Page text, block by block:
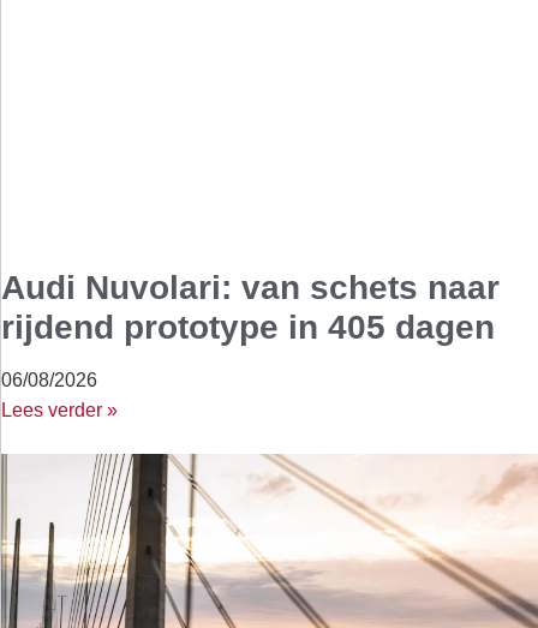
Audi Nuvolari: van schets naar
rijdend prototype in 405 dagen
06/08/2026
Lees verder »